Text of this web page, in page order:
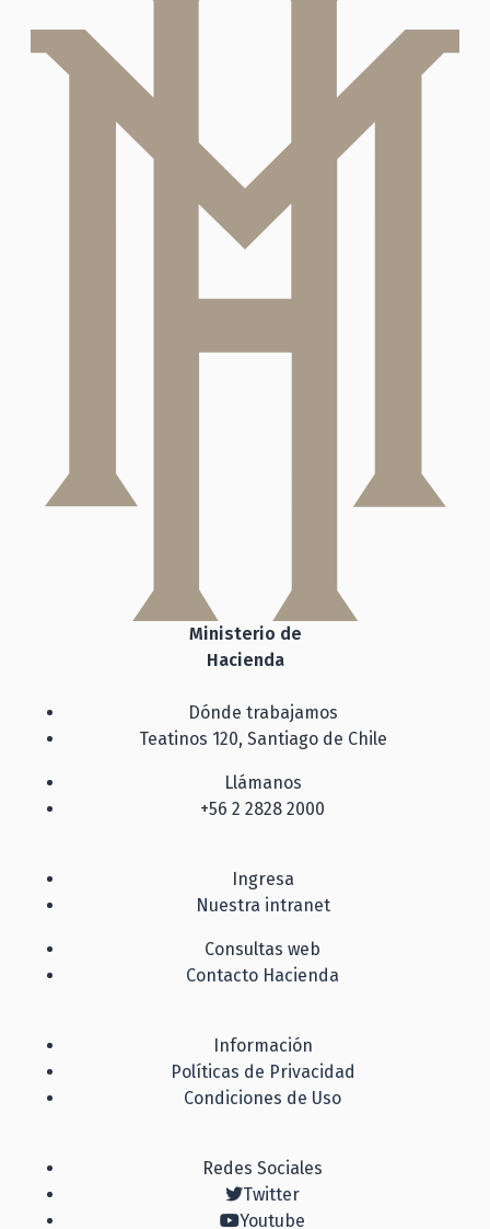
Ministerio de
Hacienda
Dónde trabajamos
Teatinos 120, Santiago de Chile
Llámanos
+56 2 2828 2000
Ingresa
Nuestra intranet
Consultas web
Contacto Hacienda
Información
Políticas de Privacidad
Condiciones de Uso
Redes Sociales
Twitter
Youtube